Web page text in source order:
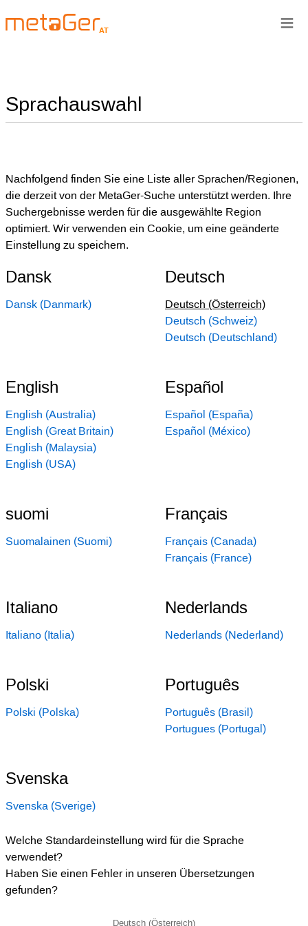
AT
Sprachauswahl
Nachfolgend finden Sie eine Liste aller Sprachen/Regionen,
die derzeit von der MetaGer-Suche unterstützt werden. Ihre
Suchergebnisse werden für die ausgewählte Region
optimiert. Wir verwenden ein Cookie, um eine geänderte
Einstellung zu speichern.
Dansk
Dansk (Danmark)
Deutsch
Deutsch (Österreich)
Deutsch (Schweiz)
Deutsch (Deutschland)
English
English (Australia)
English (Great Britain)
English (Malaysia)
English (USA)
Español
Español (España)
Español (México)
suomi
Suomalainen (Suomi)
Français
Français (Canada)
Français (France)
Italiano
Italiano (Italia)
Nederlands
Nederlands (Nederland)
Polski
Polski (Polska)
Português
Português (Brasil)
Portugues (Portugal)
Svenska
Svenska (Sverige)
Welche Standardeinstellung wird für die Sprache
verwendet?
Haben Sie einen Fehler in unseren Übersetzungen
gefunden?
≡
Deutsch (Österreich)